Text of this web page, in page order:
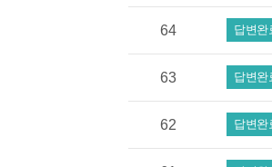
64 답변완
63 답변완
62 답변완